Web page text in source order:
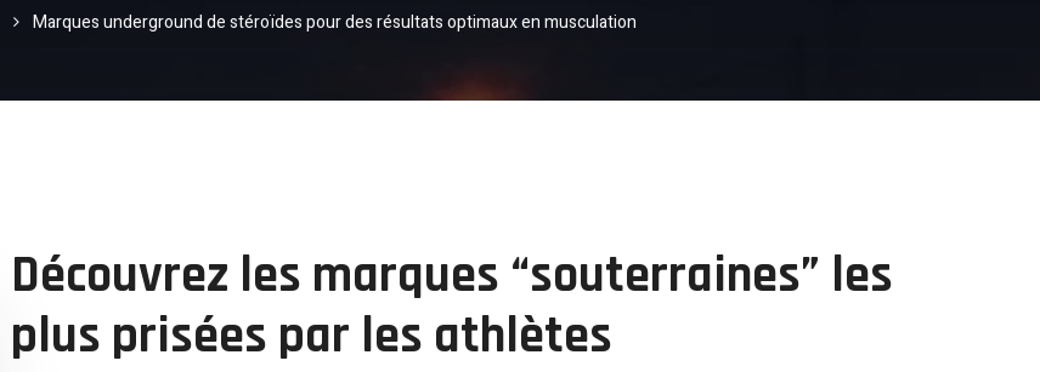
Marques underground de stéroïdes pour des résultats optimaux en musculation
Découvrez les marques “souterraines” les
plus prisées par les athlètes